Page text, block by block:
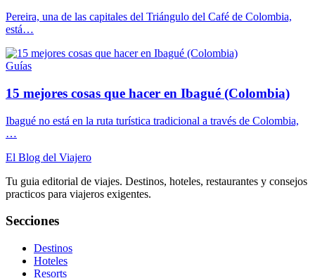
Pereira, una de las capitales del Triángulo del Café de Colombia,
está…
Guías
15 mejores cosas que hacer en Ibagué (Colombia)
Ibagué no está en la ruta turística tradicional a través de Colombia,
…
El Blog del Viajero
Tu guia editorial de viajes. Destinos, hoteles, restaurantes y consejos
practicos para viajeros exigentes.
Secciones
Destinos
Hoteles
Resorts